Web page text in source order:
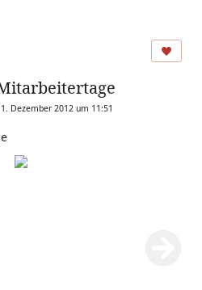
Dezember 2012 um 11:51